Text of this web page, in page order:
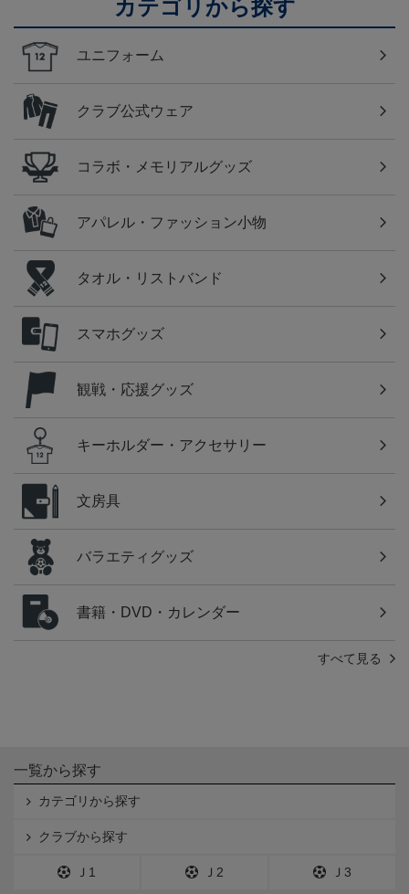
カテゴリから探す
ユニフォーム
クラブ公式ウェア
コラボ・メモリアルグッズ
アパレル・ファッション小物
タオル・リストバンド
スマホグッズ
観戦・応援グッズ
キーホルダー・アクセサリー
文房具
バラエティグッズ
書籍・DVD・カレンダー
すべて見る
一覧から探す
カテゴリから探す
クラブから探す
Ｊ1 Ｊ2 Ｊ3